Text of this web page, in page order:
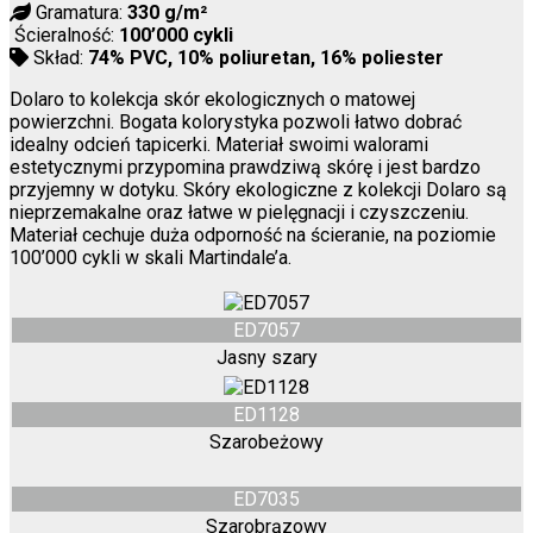
Gramatura: 330 g/m²
Ścieralność: 100’000 cykli
Skład: 74% PVC, 10% poliuretan, 16% poliester
Dolaro to kolekcja skór ekologicznych o matowej
powierzchni. Bogata kolorystyka pozwoli łatwo dobrać
idealny odcień tapicerki. Materiał swoimi walorami
estetycznymi przypomina prawdziwą skórę i jest bardzo
przyjemny w dotyku. Skóry ekologiczne z kolekcji Dolaro są
nieprzemakalne oraz łatwe w pielęgnacji i czyszczeniu.
Materiał cechuje duża odporność na ścieranie, na poziomie
100’000 cykli w skali Martindale’a.
ED7057
Jasny szary
ED1128
Szarobeżowy
ED7035
Szarobrązowy